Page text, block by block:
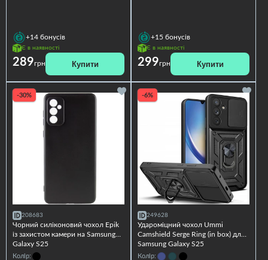
+14 бонусів
Є в наявності
289грн Купити
+15 бонусів
Є в наявності
299грн Купити
-30%
208683
Чорний силіконовий чохол Epik
із захистом камери на Samsung
Galaxy S25
Колір:
-6%
249628
Удароміцний чохол Ummi
Camshield Serge Ring (in box) для
Samsung Galaxy S25
Колір: